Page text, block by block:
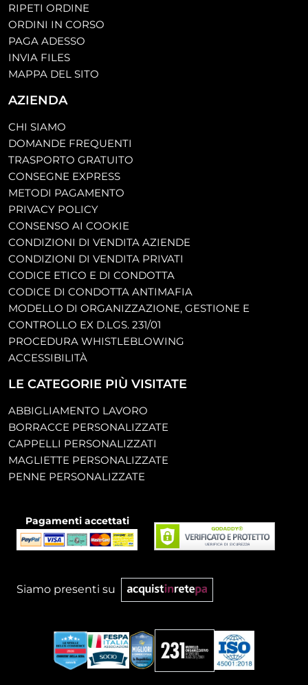
RIPETI ORDINE
ORDINI IN CORSO
PAGA ADESSO
INVIA FILES
MAPPA DEL SITO
AZIENDA
CHI SIAMO
DOMANDE FREQUENTI
TRASPORTO GRATUITO
CONSEGNE EXPRESS
METODI PAGAMENTO
PRIVACY POLICY
CONSENSO AI COOKIE
CONDIZIONI DI VENDITA AZIENDE
CONDIZIONI DI VENDITA PRIVATI
CODICE ETICO E DI CONDOTTA
CODICE DI CONDOTTA ANTIMAFIA
MODELLO DI ORGANIZZAZIONE, GESTIONE E
CONTROLLO EX D.LGS. 231/01
PROCEDURA WHISTLEBLOWING
ACCESSIBILITÀ
LE CATEGORIE PIÙ VISITATE
ABBIGLIAMENTO LAVORO
BORRACCE PERSONALIZZATE
CAPPELLI PERSONALIZZATI
MAGLIETTE PERSONALIZZATE
PENNE PERSONALIZZATE
Pagamenti accettati
Siamo presenti su